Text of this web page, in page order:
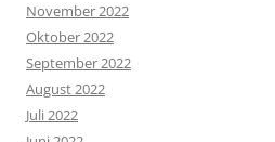
November 2022
Oktober 2022
September 2022
August 2022
Juli 2022